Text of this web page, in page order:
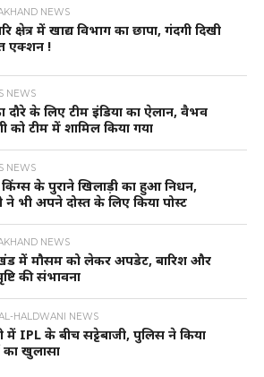
NEWS
क्षेत्र में खाद्य विभाग का छापा, गंदगी दिखी
एक्शन !
NEWS
दौरे के लिए टीम इंडिया का ऐलान, वैभव
को टीम में शामिल किया गया
NEWS
के पुराने खिलाड़ी का हुआ निधन,
ने भी अपने दोस्त के लिए किया पोस्ट
NEWS
में मौसम को लेकर अपडेट, बारिश और
की संभावना
HALDWANI NEWS
में IPL के बीच सट्टेबाजी, पुलिस ने किया
का खुलासा